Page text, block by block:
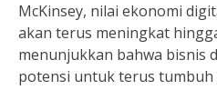
McKinsey, nilai ekonomi
akan terus meningkat
menunjukkan bahwa bisnis
potensi untuk terus tumbuh